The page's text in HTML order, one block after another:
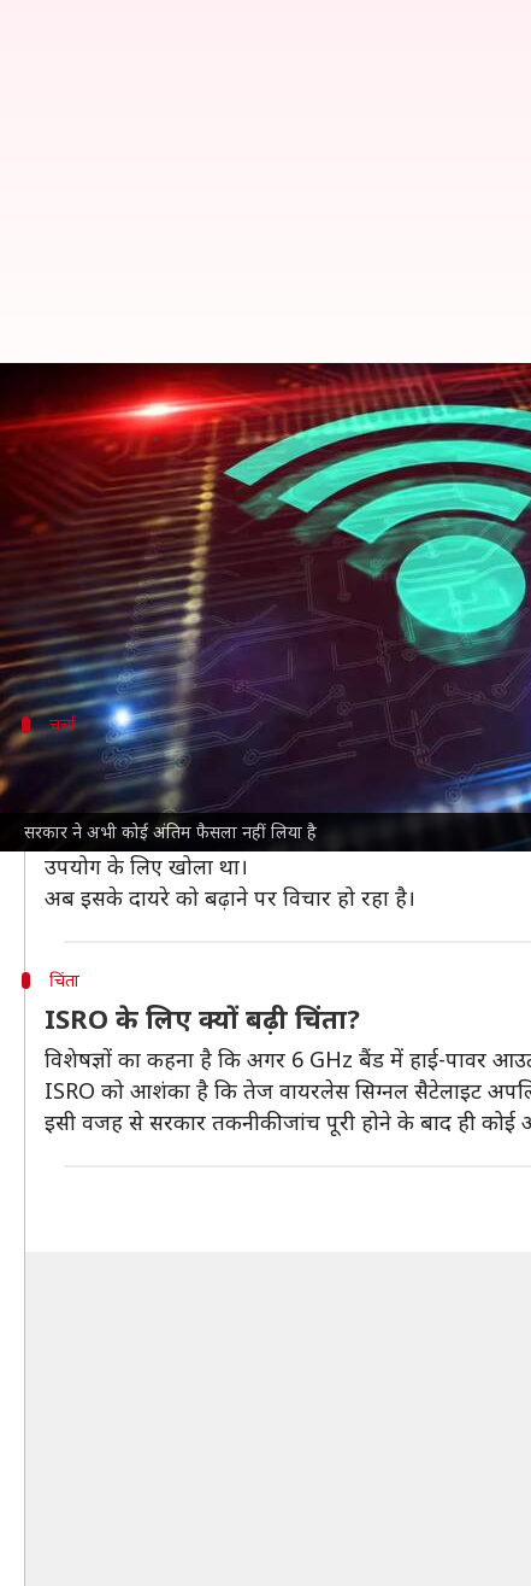
सरकार ने अभी कोई अंतिम फैसला नहीं लिया है
6 GHz वाई-फाई पर ISRO की चिंता
लेखन बिश्वजीत कुमार Jul 08, 2026 10:50 am
क्या है खबर?
केंद्र सरकार6 GHz स्पेक्ट्रम में हाई-पावर आउटडोर वाई-
माना जा रहा है कि इससे तेज वायरलेस ब्रॉडबैंड सेवाओं
सेवाओं में दिक्कत आ सकती है।
चर्चा
क्या है प्रस्ताव और क्यों हो रही है चर्चा?
सरकार ने इस मामले की जांच के लिए IIT-मद्रासके विशेषज्ञों
समिति ने यह परखा कि हाई-पावर
से सैटेलाइट
उपयोग के लिए खोला था।
अब इसके दायरे को बढ़ाने पर विचार हो रहा है।
चिंता
ISRO के लिए क्यों बढ़ी चिंता?
विशेषज्ञों का कहना है कि अगर 6 GHz बैंड में हाई-पावर
ISRO को आशंका है कि तेज वायरलेस सिग्नल सैटेलाइट
इसी वजह से सरकार तकनीकी जांच पूरी होने के बाद ही